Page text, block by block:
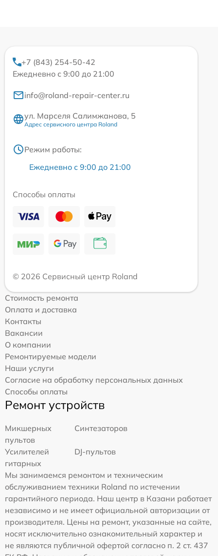
+7 (843) 254-50-42
Ежедневно с 9:00 до 21:00
info@roland-repair-center.ru
ул. Марселя Салимжанова, 5
Адрес сервисного центра Roland
Режим работы:
Ежедневно с 9:00 до 21:00
Способы оплаты
© 2026 Сервисный центр Roland
Стоимость ремонта
Оплата и доставка
Контакты
Вакансии
О компании
Ремонтируемые модели
Наши услуги
Согласие на обработку персональных данных
Способы оплаты
Ремонт устройств
Микшерных
пультов
Синтезаторов
Усилителей
гитарных
DJ-пультов
Мы занимаемся ремонтом и техническим
обслуживанием техники Roland по истечении
гарантийного периода. Наш центр в Казани работает
независимо и не имеет официальной авторизации от
производителя. Цены на ремонт, указанные на сайте,
носят исключительно ознакомительный характер и
не являются публичной офертой согласно п. 2 ст. 437